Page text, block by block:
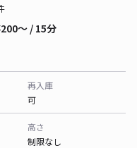
〜 / 15分
再入庫
可
高さ
制限なし